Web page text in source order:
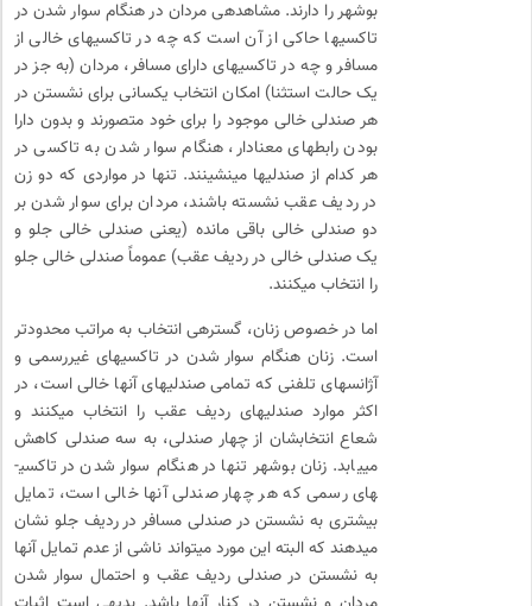
بوشهر را دارند. مشاهده­ی مردان در هنگام سوار شدن در
تاکسی­ها حاکی از آن است که چه در تاکسی­های خالی از
مسافر و چه در تاکسی­های دارای مسافر، مردان (به جز در
یک حالت استثنا) امکان انتخاب یکسانی برای نشستن در
هر صندلی خالی موجود را برای خود متصورند و بدون دارا
بودن رابطه­ای معنادار، هنگام سوار شدن به تاکسی در
هر کدام از صندلی­ها می­نشینند. تنها در مواردی که دو زن
در ردیف عقب نشسته باشند، مردان برای سوار شدن بر
دو صندلی خالی باقی مانده (یعنی صندلی خالی جلو و
یک صندلی خالی در ردیف عقب) عموماً صندلی خالی جلو
را انتخاب می­کنند.
اما در خصوص زنان، گستره­ی انتخاب به مراتب محدودتر
است. زنان هنگام سوار شدن در تاکسی­های غیررسمی و
آژانس­های تلفنی که تمامی صندلی­های آنها خالی است، در
اکثر موارد صندلی­های ردیف عقب را انتخاب می­کنند و
شعاع انتخابشان از چهار صندلی، به سه صندلی کاهش
می­یابد. زنان بوشهر تنها در هنگام سوار شدن در تاکسی­
های رسمی که هر چهار صندلی آنها خالی است، تمایل
بیشتری به نشستن در صندلی مسافر در ردیف جلو نشان
می­دهند که البته این مورد می­تواند ناشی از عدم تمایل آنها
به نشستن در صندلی ردیف عقب و احتمال سوار شدن